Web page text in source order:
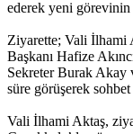
ederek yeni görevinin
Ziyarette; Vali İlhami
Başkanı Hafize
Sekreter Burak
süre görüşerek
Vali İlhami Aktaş,